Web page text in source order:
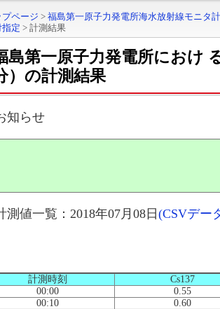
プページ > 福島第一原子力発電所海水放射線モニタ
指定 > 計測結果
島第一原子力発電所におけ
）の計測結果
知らせ
測値一覧：2018年07月08日 (CSVデー
計測時刻
Cs137
00:00
0.55
00:10
0.60